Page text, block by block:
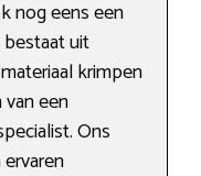
nog eens een
uit
krimpen
een
Ons